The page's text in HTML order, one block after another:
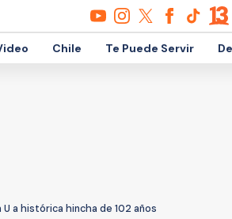
Chile Te Puede Servir
a histórica hincha de 102 años